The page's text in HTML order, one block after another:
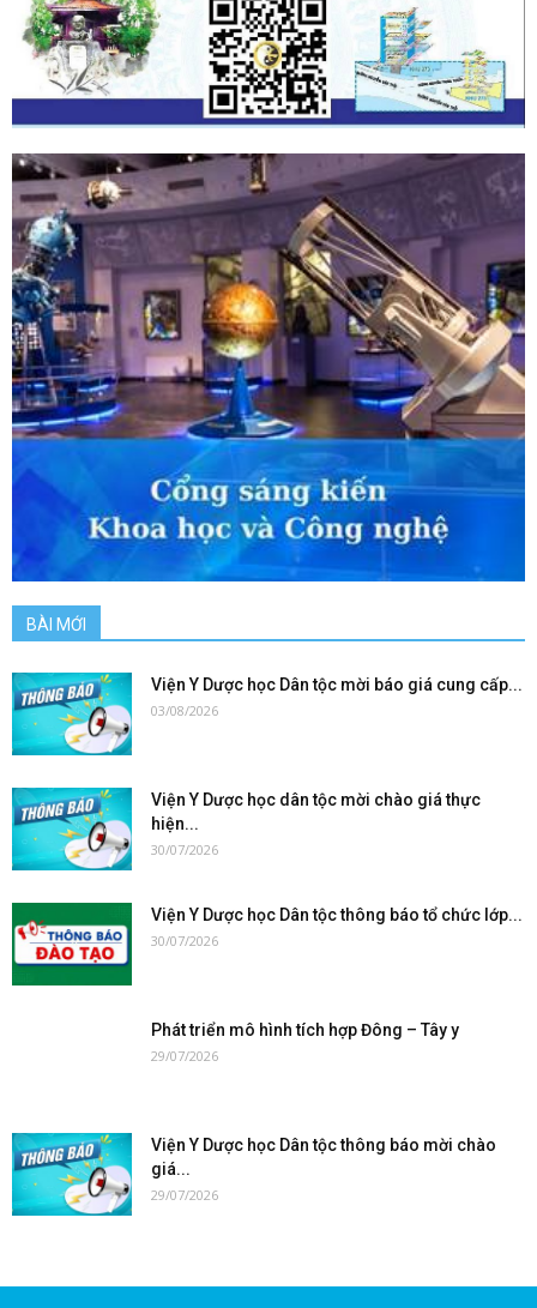
BÀI MỚI
Viện Y Dược học Dân tộc mời báo giá cung cấp...
03/08/2026
Viện Y Dược học dân tộc mời chào giá thực
hiện...
30/07/2026
Viện Y Dược học Dân tộc thông báo tổ chức lớp...
30/07/2026
Phát triển mô hình tích hợp Đông – Tây y
29/07/2026
Viện Y Dược học Dân tộc thông báo mời chào
giá...
29/07/2026